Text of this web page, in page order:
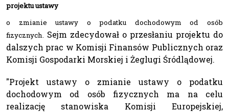
projektu ustawy
o zmianie ustawy o podatku dochodowym od osób
fizycznych. Sejm zdecydował o przesłaniu projektu do
dalszych prac w Komisji Finansów Publicznych oraz
Komisji Gospodarki Morskiej i Żeglugi Śródlądowej.
"Projekt ustawy o zmianie ustawy o podatku
dochodowym od osób fizycznych ma na celu
realizację stanowiska Komisji Europejskiej,